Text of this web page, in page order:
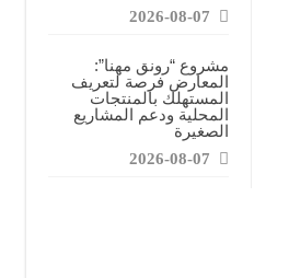
2026-08-07
مشروع “رونق مهنا”:
المعارض فرصة لتعريف
المستهلك بالمنتجات
المحلية ودعم المشاريع
الصغيرة
2026-08-07